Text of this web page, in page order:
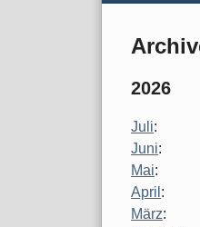
2026
Juli:
Juni:
Mai:
April :
März: